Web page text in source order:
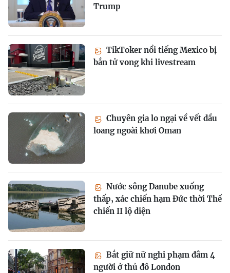
Trump
TikToker nổi tiếng Mexico bị
bắn tử vong khi livestream
Chuyên gia lo ngại về vết dầu
loang ngoài khơi Oman
Nước sông Danube xuống
thấp, xác chiến hạm Đức thời Thế
chiến II lộ diện
Bắt giữ nữ nghi phạm đâm 4
người ở thủ đô London